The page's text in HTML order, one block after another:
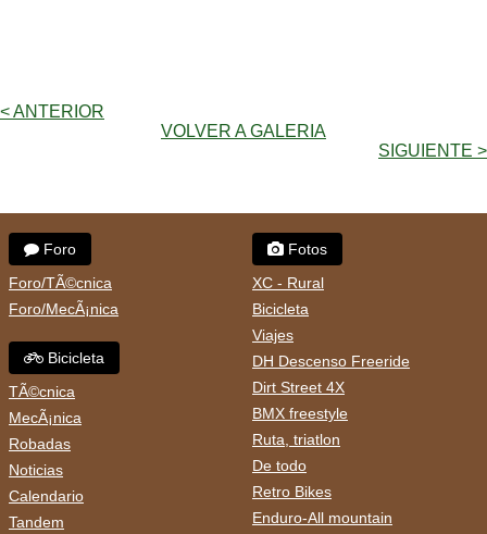
< ANTERIOR
VOLVER A GALERIA
SIGUIENTE >
Foro
Foro/TÃ©cnica
Foro/MecÃ¡nica
Bicicleta
TÃ©cnica
MecÃ¡nica
Robadas
Noticias
Calendario
Tandem
Fotos
XC - Rural
Bicicleta
Viajes
DH Descenso Freeride
Dirt Street 4X
BMX freestyle
Ruta, triatlon
De todo
Retro Bikes
Enduro-All mountain